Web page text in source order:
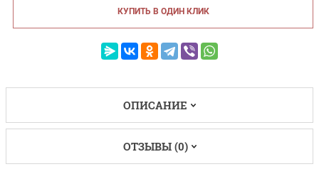
КУПИТЬ В ОДИН КЛИК
ОПИСАНИЕ
ОТЗЫВЫ (0)